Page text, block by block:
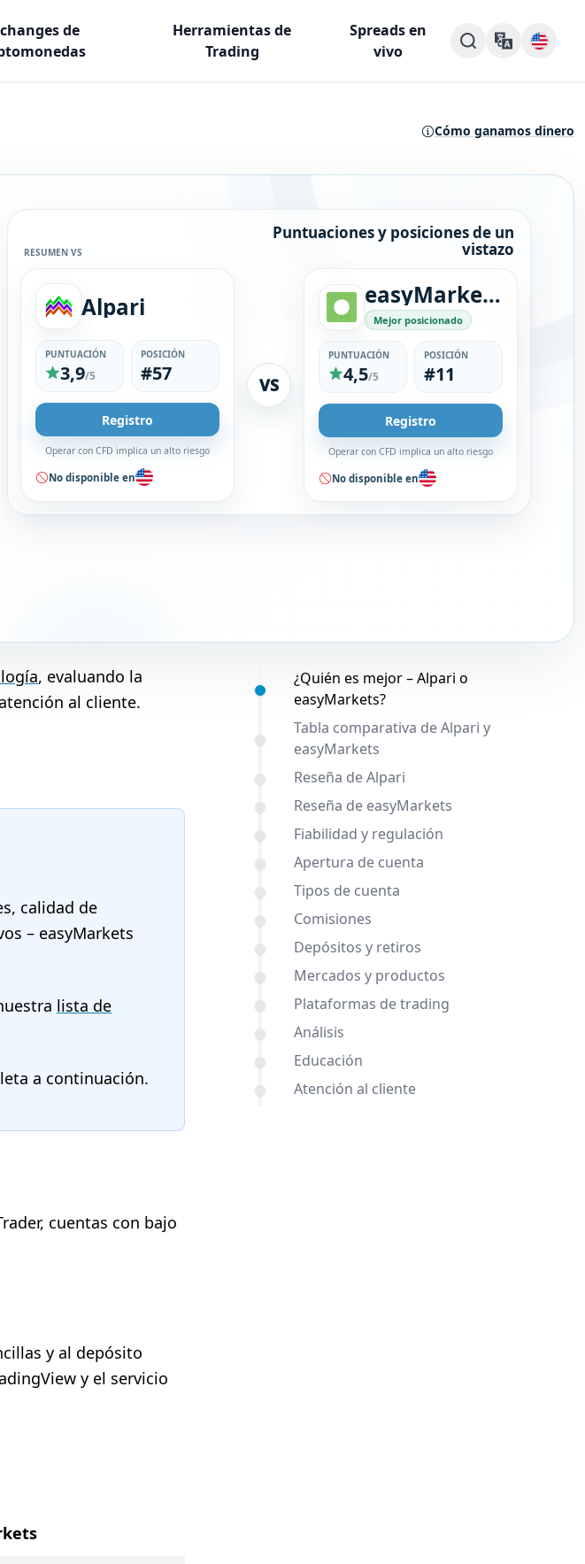
de
Herramientas de
Trading
Spreads en
vivo
Cómo ganamos dinero
RESUMEN VS
Puntuaciones y posiciones de un
vistazo
Alpari
PUNTUACIÓN
3,9/5
POSICIÓN
#57
Registro
Operar con CFD implica un alto riesgo
No disponible en
VS
easyMarkets
Mejor posicionado
PUNTUACIÓN
4,5/5
POSICIÓN
#11
Registro
Operar con CFD implica un alto riesgo
No disponible en
¿Quién es mejor – Alpari o
easyMarkets?
Tabla comparativa de Alpari y
easyMarkets
Reseña de Alpari
Reseña de easyMarkets
Fiabilidad y regulación
Apertura de cuenta
Tipos de cuenta
Comisiones
Depósitos y retiros
Mercados y productos
Plataformas de trading
Análisis
Educación
Atención al cliente
, evaluando la
al cliente.
calidad de
– easyMarkets
lista de
a continuación.
cuentas con bajo
y al depósito
y el servicio